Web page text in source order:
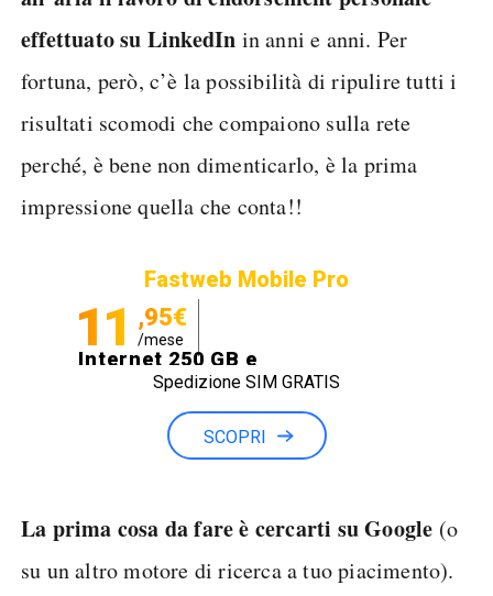
effettuato su LinkedIn in anni e anni. Per
fortuna, però, c’è la possibilità di ripulire tutti i
risultati scomodi che compaiono sulla rete
perché, è bene non dimenticarlo, è la prima
impressione quella che conta!!
Fastweb Mobile Pro
11 ,95€
/mese
Internet 250 GB e
Minuti illimitati
Spedizione SIM GRATIS
SCOPRI
La prima cosa da fare è cercarti su Google (o
su un altro motore di ricerca a tuo piacimento).